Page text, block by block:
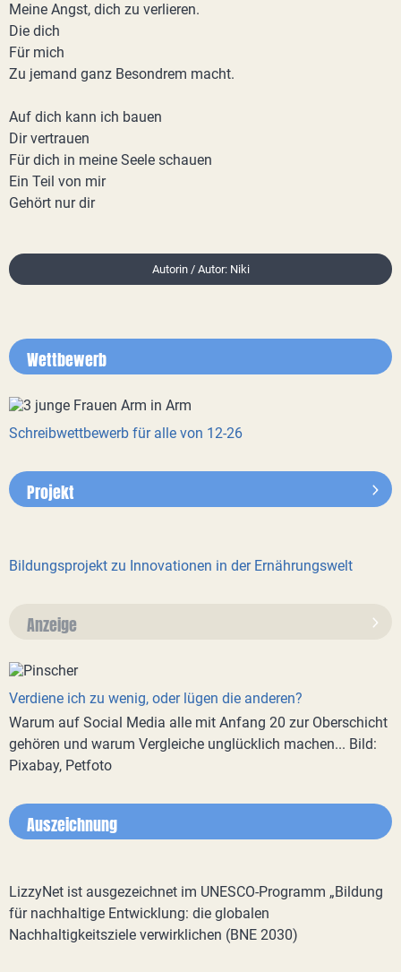
Meine Angst, dich zu verlieren.
Die dich
Für mich
Zu jemand ganz Besondrem macht.
Auf dich kann ich bauen
Dir vertrauen
Für dich in meine Seele schauen
Ein Teil von mir
Gehört nur dir
Autorin / Autor: Niki
Wettbewerb
Schreibwettbewerb für alle von 12-26
Projekt
Bildungsprojekt zu Innovationen in der Ernährungswelt
Anzeige
Verdiene ich zu wenig, oder lügen die anderen?
Warum auf Social Media alle mit Anfang 20 zur Oberschicht
gehören und warum Vergleiche unglücklich machen... Bild:
Pixabay, Petfoto
Auszeichnung
LizzyNet ist ausgezeichnet im UNESCO-Programm „Bildung
für nachhaltige Entwicklung: die globalen
Nachhaltigkeitsziele verwirklichen (BNE 2030)